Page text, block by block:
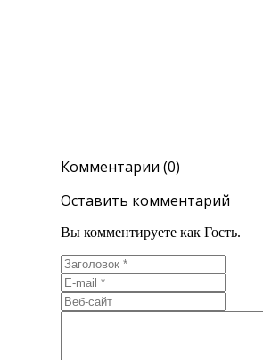
Комментарии (0)
Оставить комментарий
Вы комментируете как Гость.